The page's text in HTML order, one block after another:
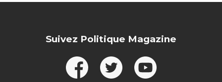
Suivez Politique Magazine